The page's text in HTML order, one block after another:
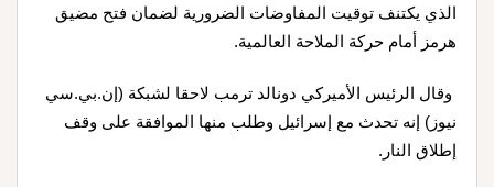
الذي يكتنف توقيت المفاوضات الضرورية لضمان فتح مضيق
هرمز أمام حركة الملاحة العالمية.
وقال الرئيس الأميركي دونالد ترمب لاحقا لشبكة (إن.بي.سي
نيوز) إنه تحدث مع إسرائيل وطلب منها الموافقة على وقف
إطلاق النار.